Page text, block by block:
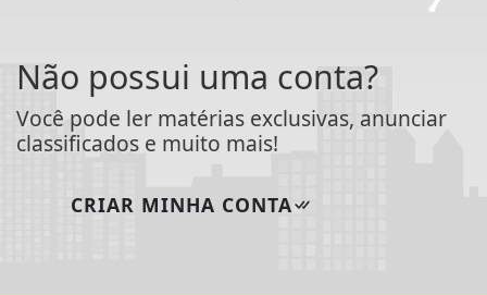
Não possui uma conta?
Você pode ler matérias exclusivas, anunciar
classificados e muito mais!
CRIAR MINHA CONTA